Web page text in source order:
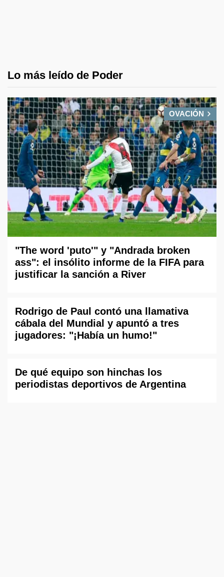
Lo más leído de Poder
OVACIÓN
"The word 'puto'" y "Andrada broken
ass": el insólito informe de la FIFA para
justificar la sanción a River
Rodrigo de Paul contó una llamativa
cábala del Mundial y apuntó a tres
jugadores: "¡Había un humo!"
De qué equipo son hinchas los
periodistas deportivos de Argentina